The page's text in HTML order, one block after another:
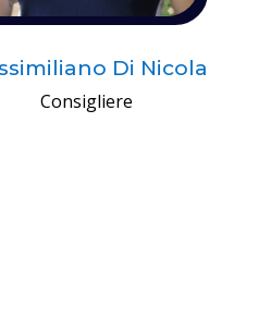
Di Nicola
Consigliere